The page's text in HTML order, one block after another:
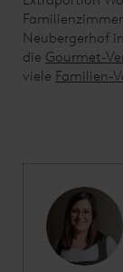
Neubergerhof
die Gourmet-
viele Familien-